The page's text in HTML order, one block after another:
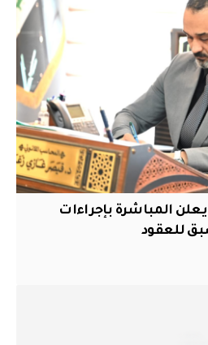
يعلن المباشرة بإجراءات
للعقود